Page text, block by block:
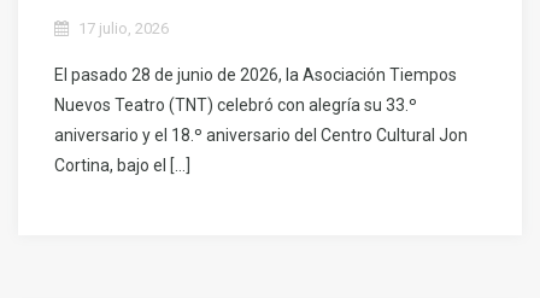
17 julio, 2026
El pasado 28 de junio de 2026, la Asociación Tiempos
Nuevos Teatro (TNT) celebró con alegría su 33.º
aniversario y el 18.º aniversario del Centro Cultural Jon
Cortina, bajo el […]